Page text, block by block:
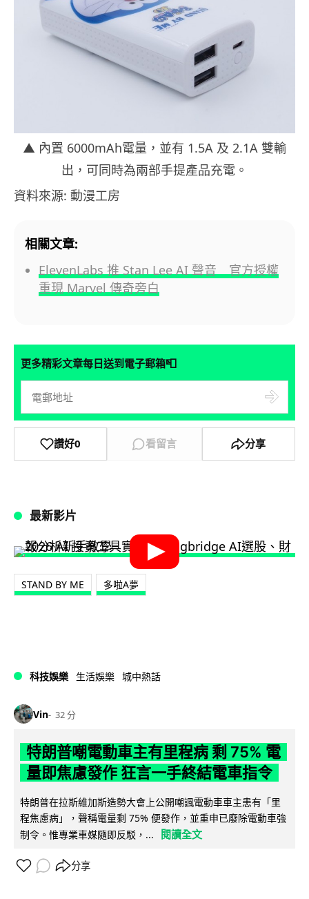
▲ 內置 6000mAh電量，並有 1.5A 及 2.1A 雙輸
出，可同時為兩部手提產品充電。
資料來源: 動漫工房
相關文章:
ElevenLabs 推 Stan Lee AI 聲音 官方授權
重現 Marvel 傳奇旁白
更多精彩文章每日送到電子郵箱📮
讚好0 看留言 分享
最新影片
STAND BY ME 多啦A夢
科技娛樂 生活娛樂 城中熱話
Vin 32 分
特朗普嘲電動車主有里程病 剩 75% 電
量即焦慮發作 狂言一手終結電車指令
特朗普在拉斯維加斯造勢大會上公開嘲諷電動車車主患有「里
程焦慮病」，聲稱電量剩 75% 便發作，並重申已廢除電動車強
制令。惟專業車媒隨即反駁，...
閱讀全文
分享